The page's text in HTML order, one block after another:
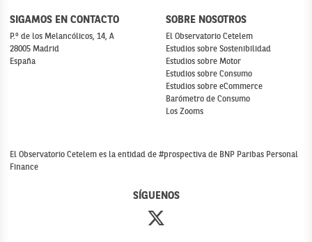
SIGAMOS EN CONTACTO
P.º de los Melancólicos, 14, A
28005 Madrid
España
SOBRE NOSOTROS
El Observatorio Cetelem
Estudios sobre Sostenibilidad
Estudios sobre Motor
Estudios sobre Consumo
Estudios sobre eCommerce
Barómetro de Consumo
Los Zooms
SÍGUENOS
El Observatorio Cetelem es la entidad de #prospectiva de BNP Paribas Personal
Finance